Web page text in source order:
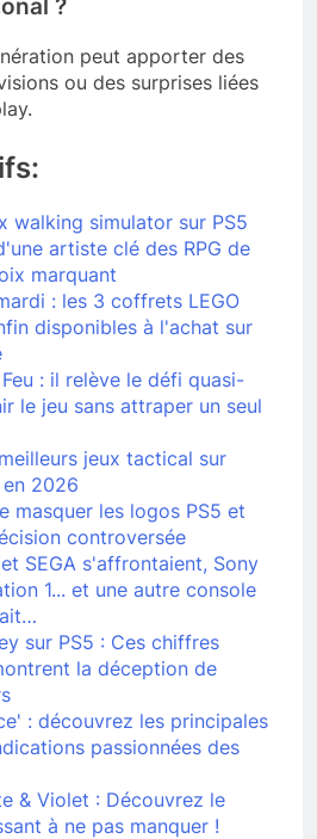
?
peut apporter des
ou des surprises liées
walking simulator sur PS5
artiste clé des RPG de
marquant
: les 3 coffrets LEGO
disponibles à l'achat sur
: il relève le défi quasi-
le jeu sans attraper un seul
jeux tactical sur
2026
masquer les logos PS5 et
controversée
SEGA s'affrontaient, Sony
1... et une autre console
sur PS5 : Ces chiffres
la déception de
: découvrez les principales
passionnées des
& Violet : Découvrez le
à ne pas manquer !